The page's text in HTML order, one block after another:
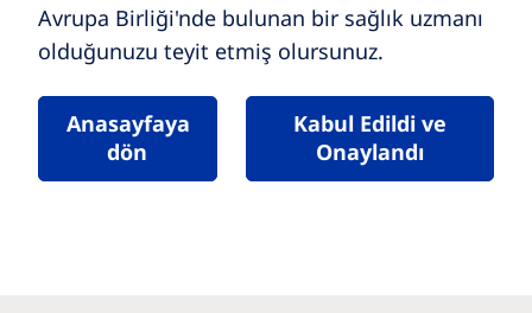
Avrupa Birliği'nde bulunan bir sağlık uzmanı
olduğunuzu teyit etmiş olursunuz.
Anasayfaya
dön
Kabul Edildi ve
Onaylandı